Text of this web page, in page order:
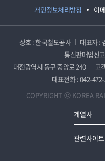
개인정보처리방침 이
상호 : 한국철도공사 대표자 :
통신판매업신
대전광역시 동구 중앙로 240
고
대표전화 : 042-
COPYRIGHT ⓒ KOREA
계열사
관련사이트